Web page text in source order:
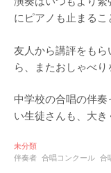
にピアノも止まるこ
友人から講評をも
ら、またおしゃべ
中学校の合唱の伴
い生徒さんも、大き
未分類
伴奏者 合唱コンクール 合